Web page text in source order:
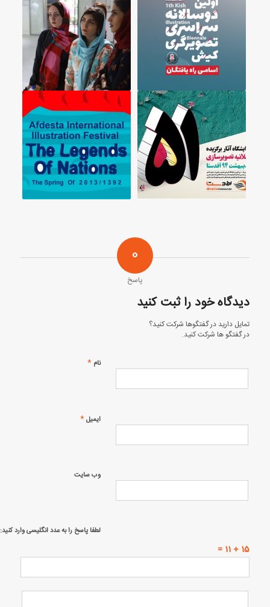
0
پاسخ
دیدگاه خود را ثبت کنید
تمایل دارید در گفتگوها شرکت کنید؟
در گفتگو ها شرکت کنید.
نام *
ایمیل*
وب‌ سایت
لطفا پاسخ را به عدد انگلیسی وارد کنید:
15 + 11 =